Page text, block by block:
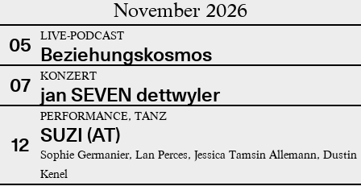
November 2026
05 LIVE-PODCAST
Beziehungskosmos
07
KONZERT
jan SEVEN dettwyler
12
PERFORMANCE, TANZ
SUZI (AT)
Sophie Germanier, Lan Perces, Jessica Tamsin Allemann, Dustin
Kenel